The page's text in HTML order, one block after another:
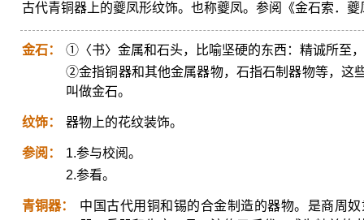
古代青铜器上的夔凤形纹饰。也称夔凤。参阅《金石索．夔
金石：
①〈书〉金属和石头，比喻坚硬的东西：精诚所至
②金指铜器和其他金属器物，石指石制器物等，这
叫做金石。
纹饰： 器物上的花纹装饰。
参阅：
1.参与校阅。
2.参看。
青铜器：
中国古代用铜和锡的合金制造的器物。是商周